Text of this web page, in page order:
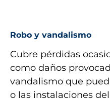
Robo y vandalismo
Cubre pérdidas
como daños
vandalismo que
o las instalaciones